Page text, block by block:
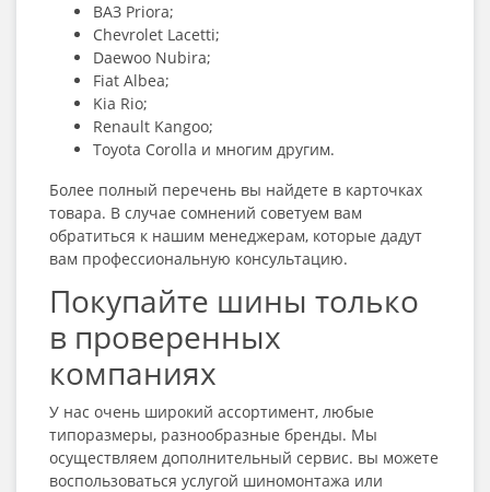
ВАЗ Priora;
Chevrolet Lacetti;
Daewoo Nubira;
Fiat Albea;
Kia Rio;
Renault Kangoo;
Toyota Corolla и многим другим.
Более полный перечень вы найдете в карточках
товара. В случае сомнений советуем вам
обратиться к нашим менеджерам, которые дадут
вам профессиональную консультацию.
Покупайте шины только
в проверенных
компаниях
У нас очень широкий ассортимент, любые
типоразмеры, разнообразные бренды. Мы
осуществляем дополнительный сервис. вы можете
воспользоваться услугой шиномонтажа или